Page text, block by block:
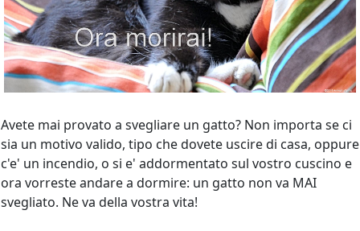
Avete mai provato a svegliare un gatto? Non importa se ci
sia un motivo valido, tipo che dovete uscire di casa, oppure
c'e' un incendio, o si e' addormentato sul vostro cuscino e
ora vorreste andare a dormire: un gatto non va MAI
svegliato. Ne va della vostra vita!